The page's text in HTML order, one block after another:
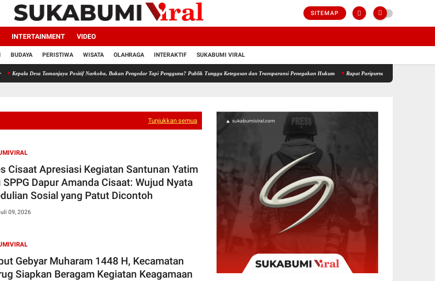
SITEMAP
INTERTAINMENT VIDEO
BUDAYA PERISTIWA WISATA OLAHRAGA INTERAKTIF SUKABUMI VIRAL
Desa Tamanjaya Positif Narkoba, Bukan Pengedar Tapi Pengguna? Publik Tunggu Ketegasan dan Transparansi Penegakan Hukum Rapat Paripurna DPRD Sukabumi Sahkan KUA-
Tunjukkan semua
Cisaat Apresiasi Kegiatan Santunan Yatim
SPPG Dapur Amanda Cisaat: Wujud Nyata
Sosial yang Patut Dicontoh
09, 2026
Gebyar Muharam 1448 H, Kecamatan
Siapkan Beragam Kegiatan Keagamaan